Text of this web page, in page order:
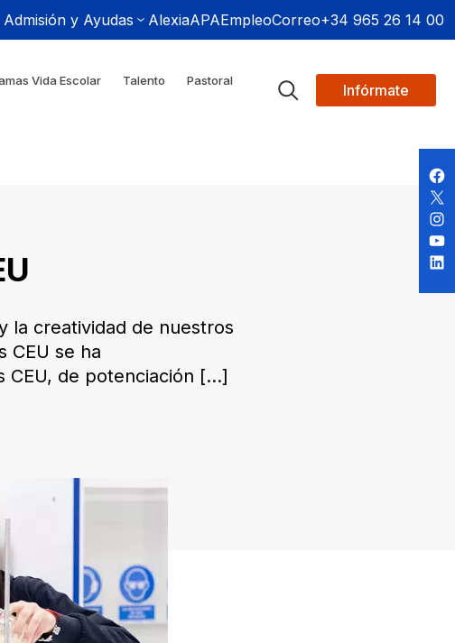
Admisión y Ayudas AlexiaAPAEmpleoCorreo+34 965 26 14 00
Vida Escolar Talento Pastoral
Infórmate
la creatividad de nuestros
CEU se ha
CEU, de potenciación […]